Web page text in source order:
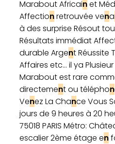
Marabout Africainet
Affectionretrouvée vena
à des surprise Résout
Résultats immédiat
durable Argent Réussite
Affaires etc... il ya
Marabout est rare
directement ou téléphon
Venez La Chance Vous
jours de 9 heures à 20
75018 PARIS Métro:
escalier 2ème étage en